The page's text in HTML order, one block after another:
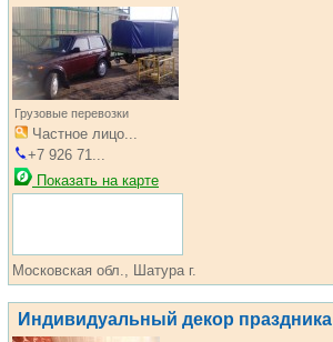
Грузовые перевозки
Частное лицо...
+7 926 71...
Показать на карте
Московская обл., Шатура г.
Индивидуальный декор праздника